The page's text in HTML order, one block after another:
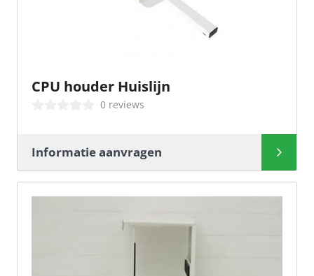
CPU houder Huislijn
0 reviews
Informatie aanvragen